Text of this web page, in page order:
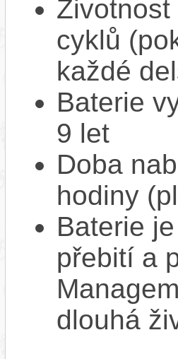
cyklů
každé
Baterie
9 let
Doba
hodiny
Baterie
přebití a
dlouhá